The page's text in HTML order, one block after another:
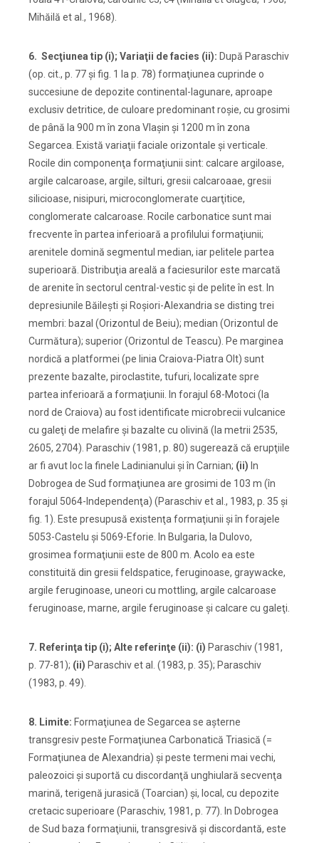
Mihăilă et al., 1968).
6. Secţiunea tip (i); Variaţii de facies (ii): După Paraschiv
(op. cit., p. 77 şi fig. 1 la p. 78) formaţiunea cuprinde o
succesiune de depozite continental-lagunare, aproape
exclusiv detritice, de culoare predominant roşie, cu grosimi
de până la 900 m în zona Vlaşin şi 1200 m în zona
Segarcea. Există variaţii faciale orizontale şi verticale.
Rocile din componenţa formaţiunii sint: calcare argiloase,
argile calcaroase, argile, silturi, gresii calcaroaae, gresii
silicioase, nisipuri, microconglomerate cuarţitice,
conglomerate calcaroase. Rocile carbonatice sunt mai
frecvente în partea inferioară a profilului formaţiunii;
arenitele domină segmentul median, iar pelitele partea
superioară. Distribuţia areală a faciesurilor este marcată
de arenite în sectorul central-vestic şi de pelite în est. In
depresiunile Băileşti şi Roşiori-Alexandria se disting trei
membri: bazal (Orizontul de Beiu); median (Orizontul de
Curmătura); superior (Orizontul de Teascu). Pe marginea
nordică a platformei (pe linia Craiova-Piatra Olt) sunt
prezente bazalte, piroclastite, tufuri, localizate spre
partea inferioară a formaţiunii. In forajul 68-Motoci (la
nord de Craiova) au fost identificate microbrecii vulcanice
cu galeţi de melafire şi bazalte cu olivină (la metrii 2535,
2605, 2704). Paraschiv (1981, p. 80) sugerează că erupţiile
ar fi avut loc la finele Ladinianului şi în Carnian; (ii) In
Dobrogea de Sud formaţiunea are grosimi de 103 m (în
forajul 5064-Independenţa) (Paraschiv et al., 1983, p. 35 şi
fig. 1). Este presupusă existenţa formaţiunii şi în forajele
5053-Castelu şi 5069-Eforie. In Bulgaria, la Dulovo,
grosimea formaţiunii este de 800 m. Acolo ea este
constituită din gresii feldspatice, feruginoase, graywacke,
argile feruginoase, uneori cu mottling, argile calcaroase
feruginoase, marne, argile feruginoase şi calcare cu galeţi.
7. Referinţa tip (i); Alte referinţe (ii): (i) Paraschiv (1981,
p. 77-81); (ii) Paraschiv et al. (1983, p. 35); Paraschiv
(1983, p. 49).
8. Limite: Formaţiunea de Segarcea se aşterne
transgresiv peste Formaţiunea Carbonatică Triasică (=
Formaţiunea de Alexandria) şi peste termeni mai vechi,
paleozoici şi suportă cu discordanţă unghiulară secvenţa
marină, terigenă jurasică (Toarcian) şi, local, cu depozite
cretacic superioare (Paraschiv, 1981, p. 77). In Dobrogea
de Sud baza formaţiunii, transgresivă şi discordantă, este